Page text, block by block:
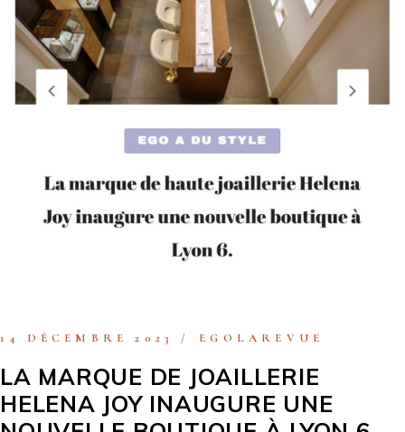
14 DÉCEMBRE 2023 EGOLAREVUE
LA MARQUE DE JOAILLERIE
HELENA JOY INAUGURE UNE